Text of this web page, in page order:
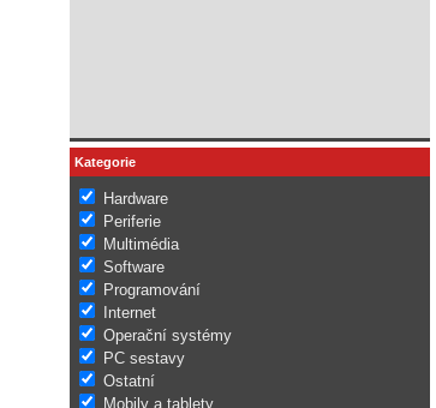
Kategorie
Hardware
Periferie
Multimédia
Software
Programování
Internet
Operační systémy
PC sestavy
Ostatní
Mobily a tablety